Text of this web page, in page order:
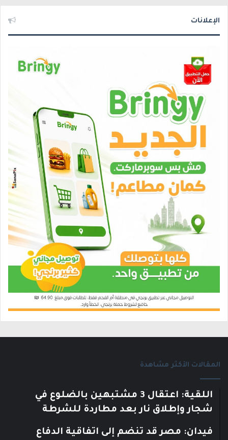
الإعلانات
المقالات الأكثر مشاهدة
اللقية: اعتقال 3 مشتبهين بالضلوع في
شجار وإطلاق نار بعد مطاردة للشرطة
فيدان: مصر قد تنضم إلى اتفاقية الدفاع